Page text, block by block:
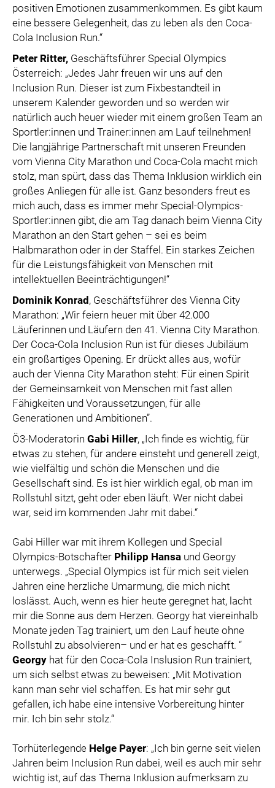
positiven Emotionen zusammenkommen. Es gibt kaum
eine bessere Gelegenheit, das zu leben als den Coca-
Cola Inclusion Run.“
Peter Ritter, Geschäftsführer Special Olympics
Österreich: „Jedes Jahr freuen wir uns auf den
Inclusion Run. Dieser ist zum Fixbestandteil in
unserem Kalender geworden und so werden wir
natürlich auch heuer wieder mit einem großen Team an
Sportler:innen und Trainer:innen am Lauf teilnehmen!
Die langjährige Partnerschaft mit unseren Freunden
vom Vienna City Marathon und Coca-Cola macht mich
stolz, man spürt, dass das Thema Inklusion wirklich ein
großes Anliegen für alle ist. Ganz besonders freut es
mich auch, dass es immer mehr Special-Olympics-
Sportler:innen gibt, die am Tag danach beim Vienna City
Marathon an den Start gehen – sei es beim
Halbmarathon oder in der Staffel. Ein starkes Zeichen
für die Leistungsfähigkeit von Menschen mit
intellektuellen Beeinträchtigungen!“
Dominik Konrad, Geschäftsführer des Vienna City
Marathon: „Wir feiern heuer mit über 42.000
Läuferinnen und Läufern den 41. Vienna City Marathon.
Der Coca-Cola Inclusion Run ist für dieses Jubiläum
ein großartiges Opening. Er drückt alles aus, wofür
auch der Vienna City Marathon steht: Für einen Spirit
der Gemeinsamkeit von Menschen mit fast allen
Fähigkeiten und Voraussetzungen, für alle
Generationen und Ambitionen”.
Ö3-Moderatorin Gabi Hiller, „Ich finde es wichtig, für
etwas zu stehen, für andere einsteht und generell zeigt,
wie vielfältig und schön die Menschen und die
Gesellschaft sind. Es ist hier wirklich egal, ob man im
Rollstuhl sitzt, geht oder eben läuft. Wer nicht dabei
war, seid im kommenden Jahr mit dabei.“
Gabi Hiller war mit ihrem Kollegen und Special
Olympics-Botschafter Philipp Hansa und Georgy
unterwegs. „Special Olympics ist für mich seit vielen
Jahren eine herzliche Umarmung, die mich nicht
loslässt. Auch, wenn es hier heute geregnet hat, lacht
mir die Sonne aus dem Herzen. Georgy hat viereinhalb
Monate jeden Tag trainiert, um den Lauf heute ohne
Rollstuhl zu absolvieren– und er hat es geschafft. “
Georgy hat für den Coca-Cola Inslusion Run trainiert,
um sich selbst etwas zu beweisen: „Mit Motivation
kann man sehr viel schaffen. Es hat mir sehr gut
gefallen, ich habe eine intensive Vorbereitung hinter
mir. Ich bin sehr stolz.“
Torhüterlegende Helge Payer: „Ich bin gerne seit vielen
Jahren beim Inclusion Run dabei, weil es auch mir sehr
wichtig ist, auf das Thema Inklusion aufmerksam zu